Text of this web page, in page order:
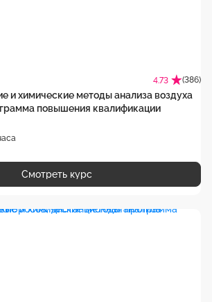
4.73 (386)
и химические методы анализа воздуха
повышения квалификации
Смотреть курс